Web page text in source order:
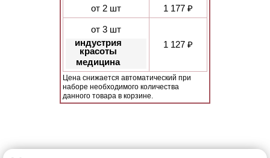
от 2 шт
1 177 ₽
от 3 шт
индустрия
красоты
медицина
1 127 ₽
Цена снижается автоматический при
наборе необходимого количества
данного товара в корзине.